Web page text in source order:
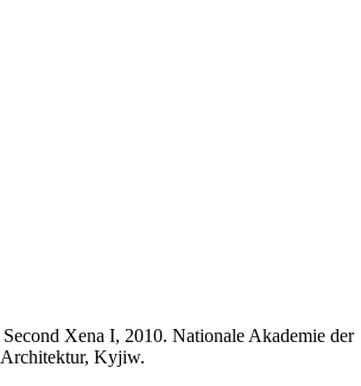
Xena I, 2010. Nationale Akademie der
Kyjiw.